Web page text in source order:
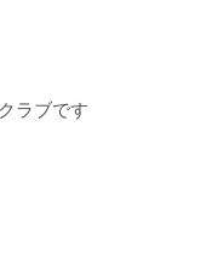
ラブです